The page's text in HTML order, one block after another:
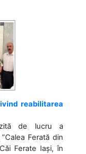
reabilitarea
de lucru a
Ferată din
Ferate Iași, în